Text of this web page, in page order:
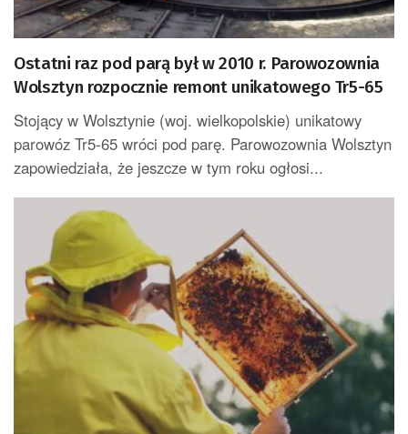
Ostatni raz pod parą był w 2010 r. Parowozownia
Wolsztyn rozpocznie remont unikatowego Tr5-65
Stojący w Wolsztynie (woj. wielkopolskie) unikatowy
parowóz Tr5-65 wróci pod parę. Parowozownia Wolsztyn
zapowiedziała, że jeszcze w tym roku ogłosi...